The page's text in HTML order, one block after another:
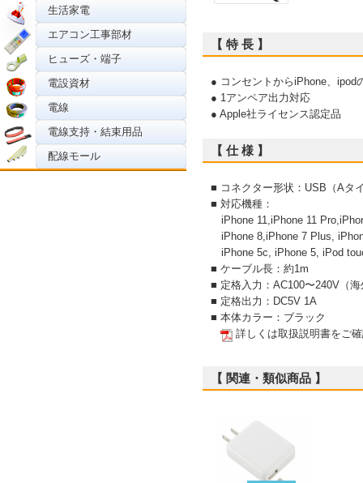
生活家電
エアコン工事部材
ヒューズ・端子
電設資材
電線
電線支持・結束用品
配線モール
【 特 長 】
● コンセントからiPhone、ipod
● 1アンペア出力対応
● Apple社ライセンス認定品
【 仕 様 】
■ コネクター形状：USB（Aタ
■ 対応機種：
iPhone 11,iPhone 11
iPhone 8,iPhone 7 Plus,
iPhone 5c, iPhone 5, iPod
■ ケーブル長：約1m
■ 定格入力：AC100〜240V（
■ 定格出力：DC5V 1A
■ 本体カラー：ブラック
詳しくは取扱説明書をご
【 関連・類似商品 】